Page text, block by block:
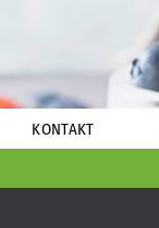
KONTAKT